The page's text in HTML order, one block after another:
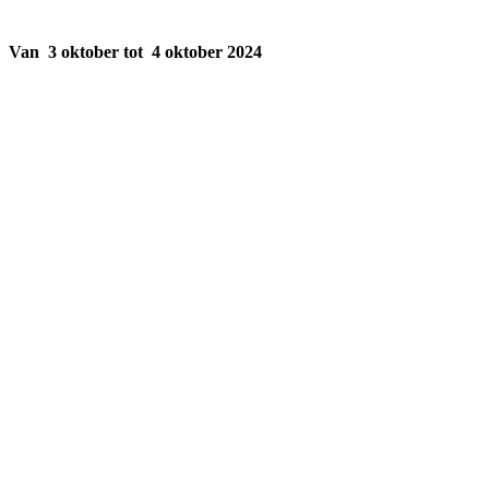
Van 3 oktober tot 4 oktober 2024